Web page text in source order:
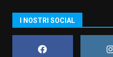
I NOSTRI SOCIAL